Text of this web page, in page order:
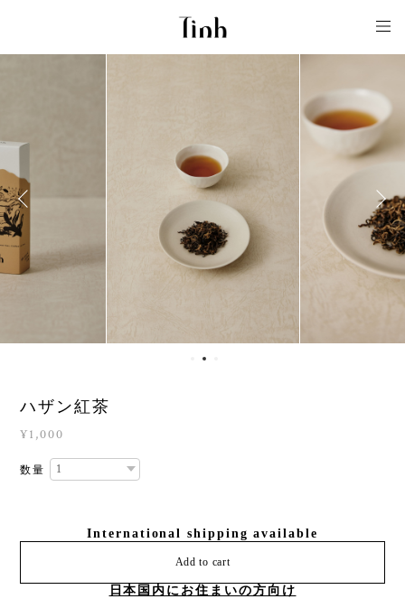
ハザン紅茶
¥1,000
数量
International shipping available
Add to cart
日本国内にお住まいの方向け